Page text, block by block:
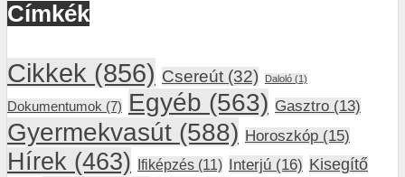
Címkék
Cikkek (856) Csereút (32) Daloló (1)
Dokumentumok (7) Egyéb (563) Gasztro (13)
Gyermekvasút (588) Horoszkóp (15)
Hírek (463) Ifiképzés (11) Interjú (16) Kisegítő